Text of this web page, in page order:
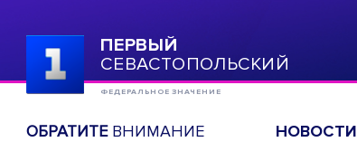
ПЕРВЫЙ
СЕВАСТОПОЛЬСКИЙ
ФЕДЕРАЛЬНОЕ ЗНАЧЕНИЕ
ОБРАТИТЕВНИМАНИЕ НОВОСТИ